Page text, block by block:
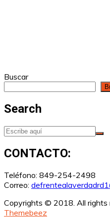
Buscar
Search
CONTACTO:
Teléfono: 849-254-2498
Correo:
Copyrights © 2018. All rights
Themebeez